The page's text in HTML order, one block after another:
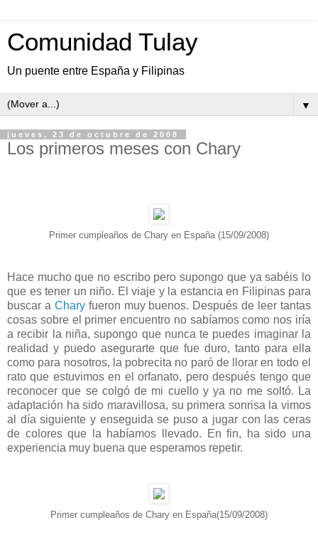
Comunidad Tulay
Un puente entre España y Filipinas
▼
jueves, 23 de octubre de 2008
Los primeros meses con Chary
Primer cumpleaños de Chary en España (15/09/2008)
Hace mucho que no escribo pero supongo que ya sabéis lo
que es tener un niño. El viaje y la estancia en Filipinas para
buscar a Charyfueron muy buenos. Después de leer tantas
cosas sobre el primer encuentro no sabíamos como nos iría
a recibir la niña, supongo que nunca te puedes imaginar la
realidad y puedo asegurarte que fue duro, tanto para ella
como para nosotros, la pobrecita no paró de llorar en todo el
rato que estuvimos en el orfanato, pero después tengo que
reconocer que se colgó de mi cuello y ya no me soltó. La
adaptación ha sido maravillosa, su primera sonrisa la vimos
al día siguiente y enseguida se puso a jugar con las ceras
de colores que la habíamos llevado. En fin, ha sido una
experiencia muy buena que esperamos repetir.
Primer cumpleaños de Chary en España(15/09/2008)